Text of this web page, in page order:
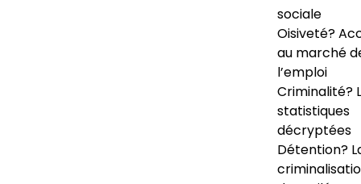
sociale
Oisiveté?
au marché
l’emploi
Criminalité?
statistiques
décryptées
Détention?